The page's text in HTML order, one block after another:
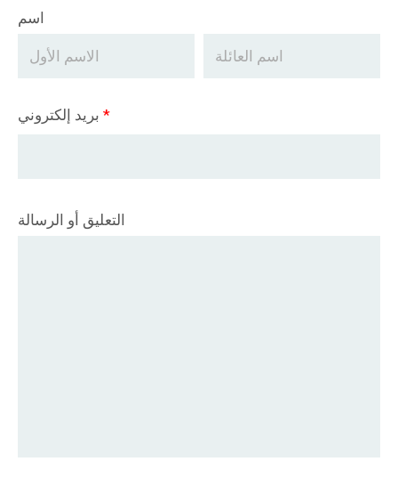
اسم
*
التعليق أو الرسالة